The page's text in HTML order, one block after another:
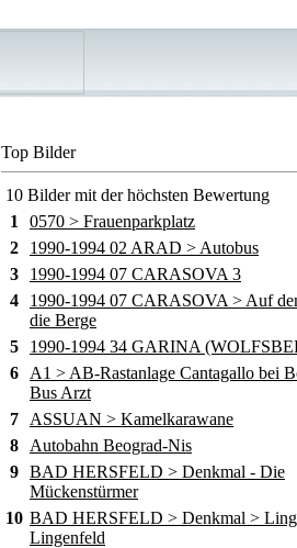
Top Bilder
10 Bilder mit der höchsten Bewertung
1
0570 > Frauenparkplatz
2
1990-1994 02 ARAD > Autobus
3
1990-1994 07 CARASOVA 3
4
1990-1994 07 CARASOVA > Auf
die Berge
5
1990-1994 34 GARINA
6
A1 > AB-Rastanlage Cantagallo bei
Bus Arzt
7
ASSUAN > Kamelkarawane
8
Autobahn Beograd-Nis
9 BAD HERSFELD > Denkmal - Die
Mückenstürmer
10 BAD HERSFELD > Denkmal >
Lingenfeld